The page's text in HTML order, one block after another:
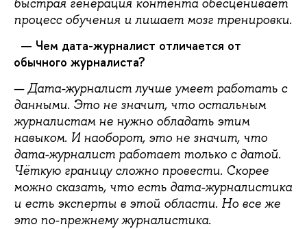
быстрая генерация контента обесценивает
процесс обучения и лишает мозг тренировки.
— Чем дата-журналист отличается от
обычного журналиста?
— Дата-журналист лучше умеет работать с
данными. Это не значит, что остальным
журналистам не нужно обладать этим
навыком. И наоборот, это не значит, что
дата-журналист работает только с датой.
Чёткую границу сложно провести. Скорее
можно сказать, что есть дата-журналистика
и есть эксперты в этой области. Но все же
это по-прежнему журналистика.